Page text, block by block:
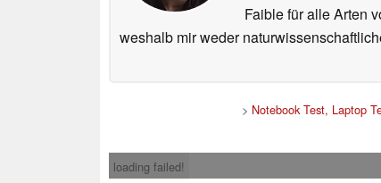
Faible für alle Arten
weshalb mir weder
> Notebook Test, Laptop
loading failed!